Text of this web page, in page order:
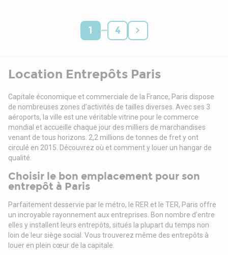
1 … 4
Location Entrepôts Paris
Capitale économique et commerciale de la France, Paris dispose
de nombreuses zones d’activités de tailles diverses. Avec ses 3
aéroports, la ville est une véritable vitrine pour le commerce
mondial et accueille chaque jour des milliers de marchandises
venant de tous horizons. 2,2 millions de tonnes de fret y ont
circulé en 2015. Découvrez où et comment y louer un hangar de
qualité.
Choisir le bon emplacement pour son
entrepôt à Paris
Parfaitement desservie par le métro, le RER et le TER, Paris offre
un incroyable rayonnement aux entreprises. Bon nombre d’entre
elles y installent leurs entrepôts, situés la plupart du temps non
loin de leur siège social. Vous trouverez même des entrepôts à
louer en plein cœur de la capitale.